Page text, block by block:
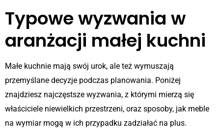
Typowe wyzwania w
aranżacji małej kuchni
Małe kuchnie mają swój urok, ale też wymuszają
przemyślane decyzje podczas planowania. Poniżej
znajdziesz najczęstsze wyzwania, z którymi mierzą się
właściciele niewielkich przestrzeni, oraz sposoby, jak meble
na wymiar mogą w ich przypadku zadziałać na plus.